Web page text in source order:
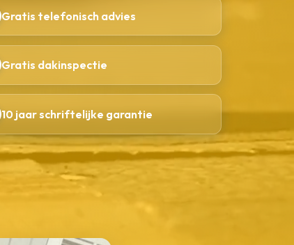
Gratis telefonisch advies
Gratis dakinspectie
10 jaar schriftelijke garantie